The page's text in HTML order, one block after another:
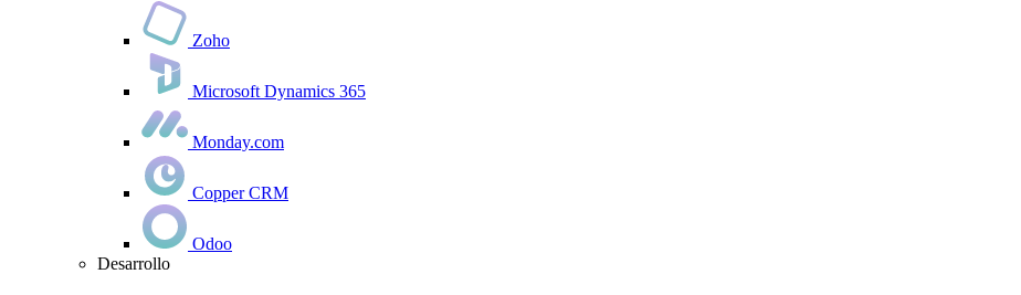
Zoho
Microsoft Dynamics 365
Monday.com
Copper CRM
Odoo
Desarrollo